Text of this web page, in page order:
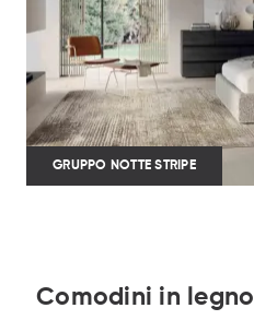
GRUPPO NOTTE STRIPE
Comodini in legno